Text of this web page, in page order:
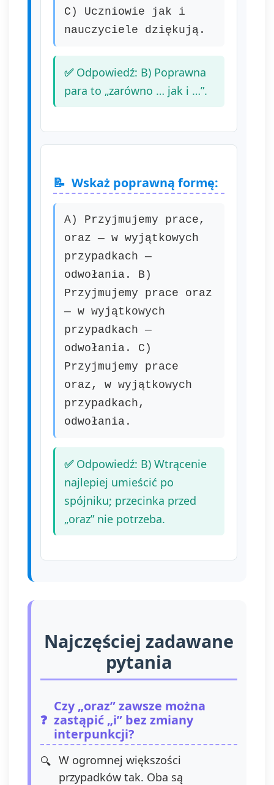
C) Uczniowie jak i
nauczyciele dziękują.
Odpowiedź: B) Poprawna
para to „zarówno … jak i …”.
Wskaż poprawną formę:
A) Przyjmujemy prace,
oraz — w wyjątkowych
przypadkach —
odwołania. B)
Przyjmujemy prace oraz
— w wyjątkowych
przypadkach —
odwołania. C)
Przyjmujemy prace
oraz, w wyjątkowych
przypadkach,
odwołania.
Odpowiedź: B) Wtrącenie
najlepiej umieścić po
spójniku; przecinka przed
„oraz” nie potrzeba.
Najczęściej zadawane
pytania
Czy „oraz” zawsze można
zastąpić „i” bez zmiany
interpunkcji?
W ogromnej większości
przypadków tak. Oba są